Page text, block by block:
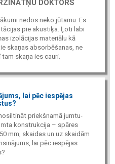
DOKTORS
nedos neko jūtamu. Es
pie akustiķa. Ļoti labi
izolācijas materiālu kā
skaņas absorbēšanas, ne
skaņa ies cauri.
lai pēc iespējas
priekšnamā jumtu-
konstrukcija – spāres
mm, skaidas un uz skaidām
lai pēc iespējas